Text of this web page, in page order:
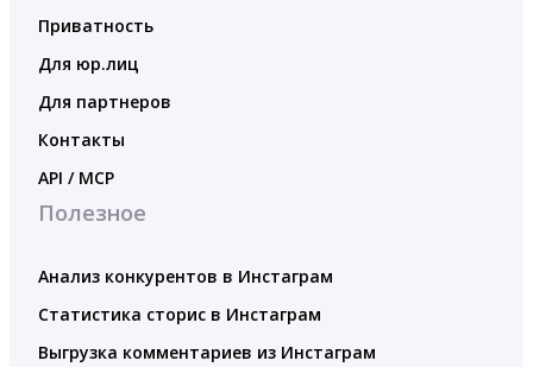
Приватность
Для юр.лиц
Для партнеров
Контакты
API / MCP
Полезное
Анализ конкурентов в Инстаграм
Статистика сторис в Инстаграм
Выгрузка комментариев из Инстаграм